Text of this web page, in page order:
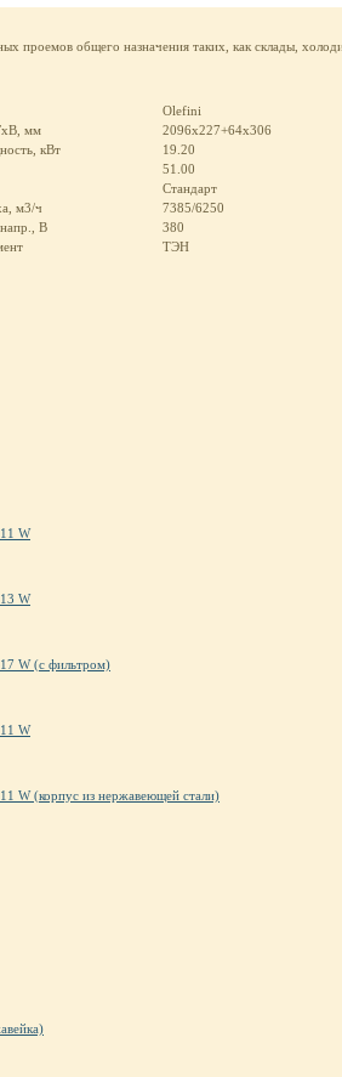
проемов общего назначения таких, как склады,
Olefini
мм
2096x227+64x306
кВт
19.20
51.00
Стандарт
м3/ч
7385/6250
В
380
ТЭН
W
W
W (с фильтром)
W
W (корпус из нержавеющей стали)